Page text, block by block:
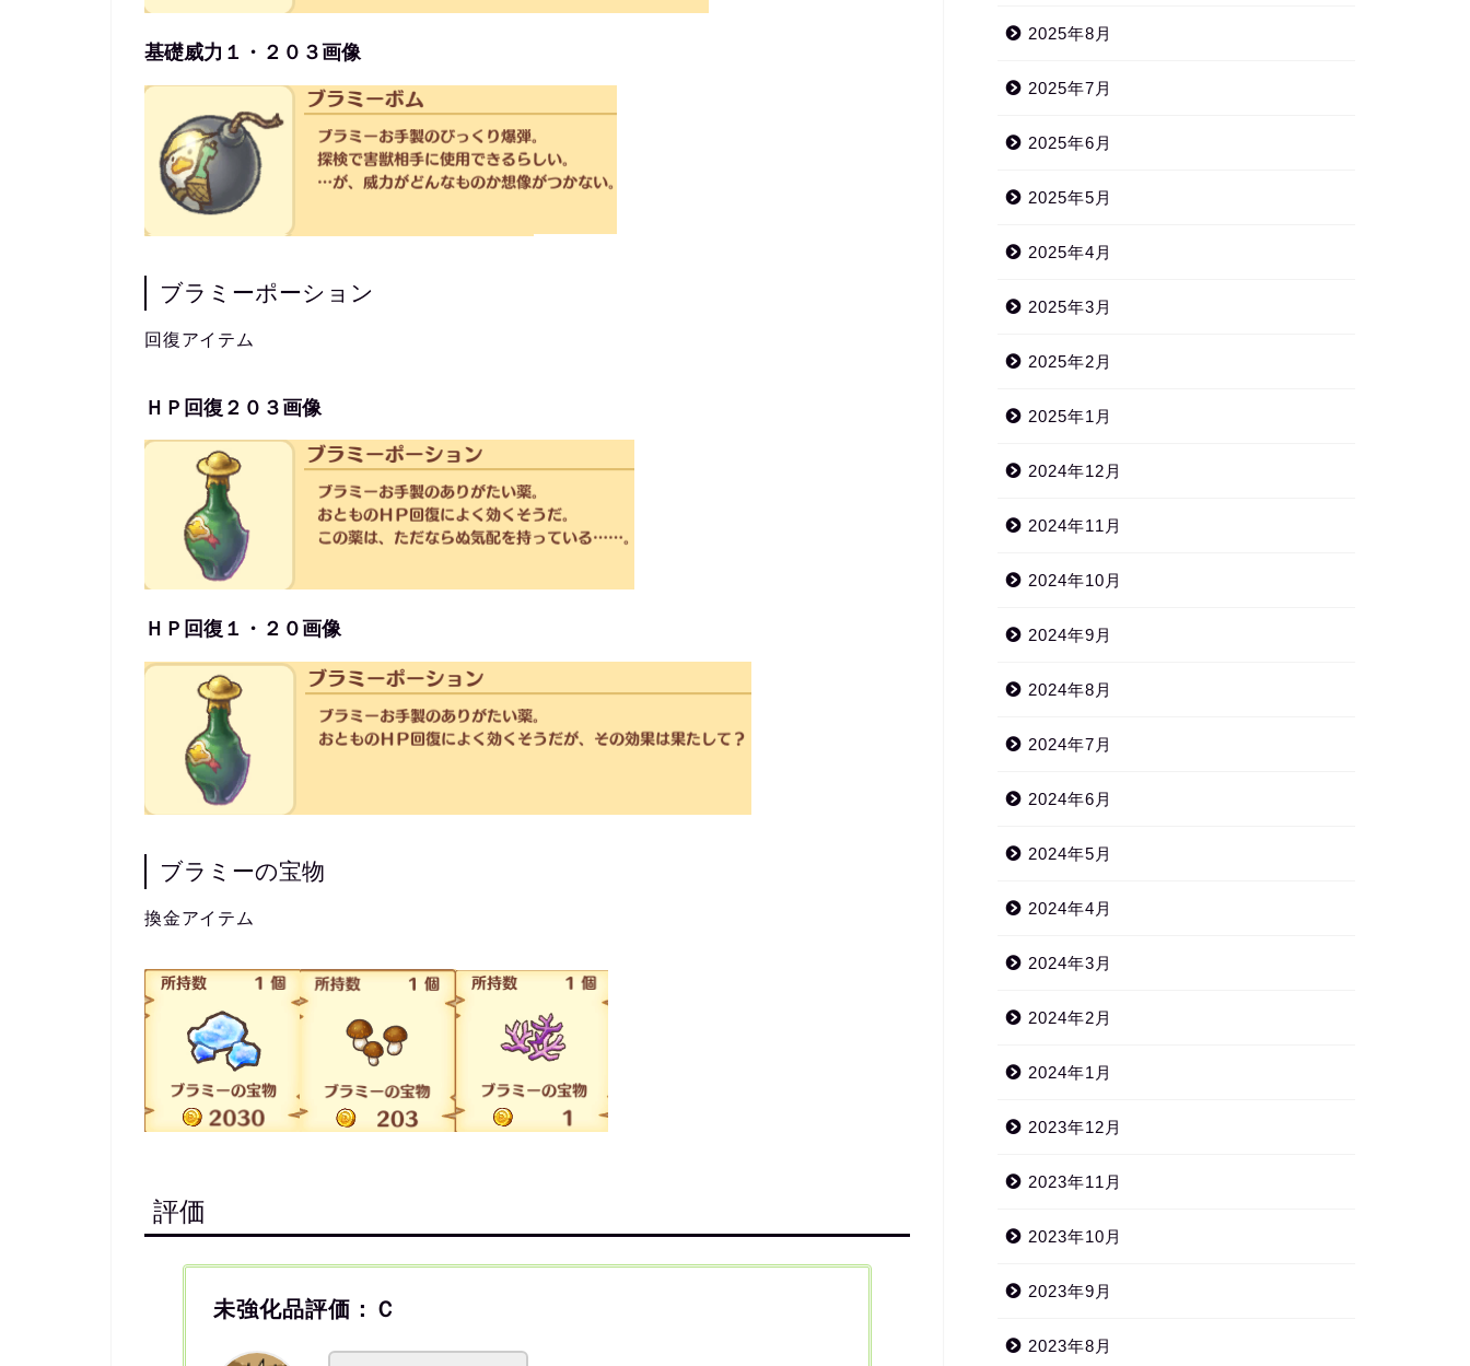
基礎威力１・２０３画像
ブラミーポーション
回復アイテム
ＨＰ回復２０３画像
ＨＰ回復１・２０画像
ブラミーの宝物
換金アイテム
評価
未強化品評価：Ｃ
2025年8月
2025年7月
2025年6月
2025年5月
2025年4月
2025年3月
2025年2月
2025年1月
2024年12月
2024年11月
2024年10月
2024年9月
2024年8月
2024年7月
2024年6月
2024年5月
2024年4月
2024年3月
2024年2月
2024年1月
2023年12月
2023年11月
2023年10月
2023年9月
2023年8月